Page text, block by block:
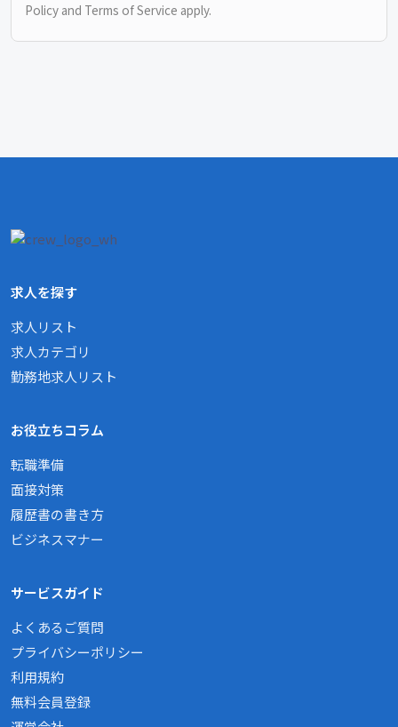
Policy and Terms of Service apply.
求人を探す
求人リスト
求人カテゴリ
勤務地求人リスト
お役立ちコラム
転職準備
面接対策
履歴書の書き方
ビジネスマナー
サービスガイド
よくあるご質問
プライバシーポリシー
利用規約
無料会員登録